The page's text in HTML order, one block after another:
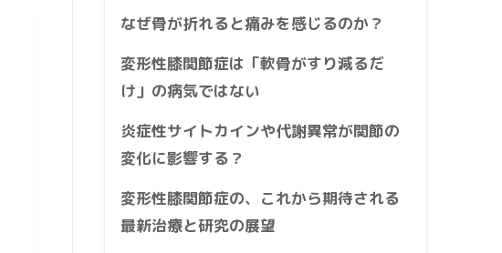
なぜ骨が折れると痛みを感じるのか？
変形性膝関節症は「軟骨がすり減るだ
け」の病気ではない
炎症性サイトカインや代謝異常が関節の
変化に影響する？
変形性膝関節症の、これから期待される
最新治療と研究の展望